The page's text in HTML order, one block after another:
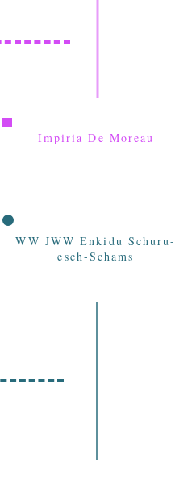
Impiria De Moreau
WW JWW Enkidu Schuru-
esch-Schams